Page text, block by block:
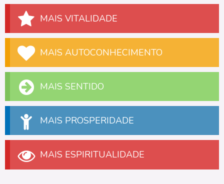
MAIS VITALIDADE
MAIS AUTOCONHECIMENTO
MAIS SENTIDO
MAIS PROSPERIDADE
MAIS ESPIRITUALIDADE